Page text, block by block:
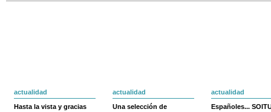
actualidad
Hasta la vista y gracias
actualidad
Una selección de
actualidad
Españoles...